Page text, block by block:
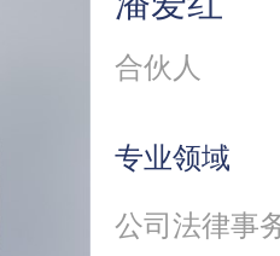
合伙人
专业领域
公司法律事